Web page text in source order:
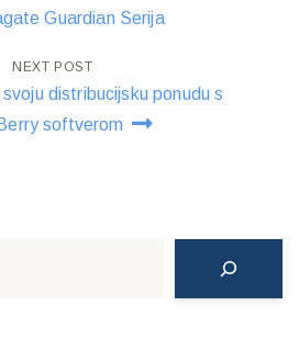
Guardian Serija
NEXT POST
distribucijsku ponudu s
softverom